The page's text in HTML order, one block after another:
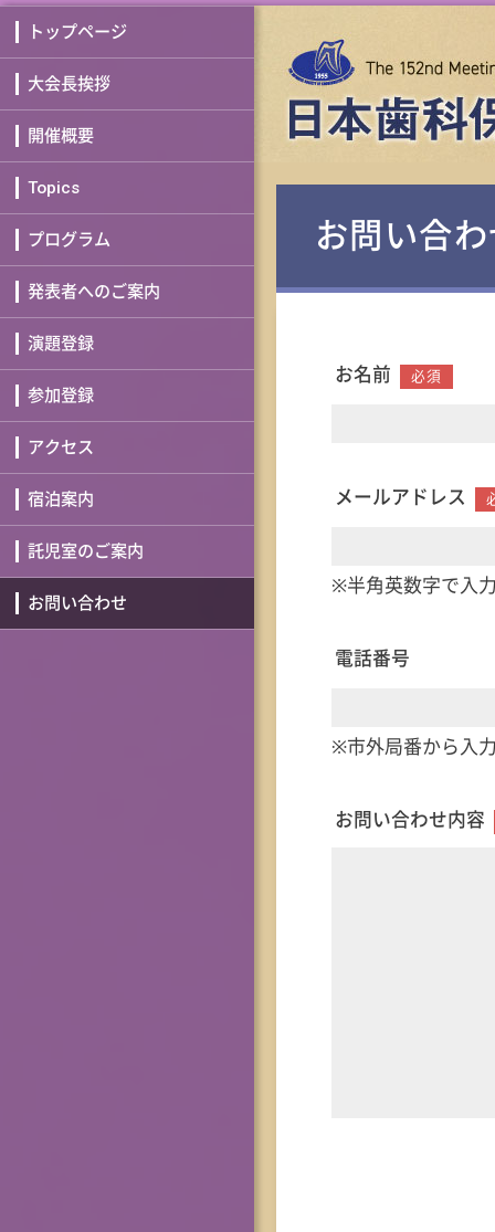
お問い合
お名前 必須
メールアドレス
※半角英数字で入
電話番号
※市外局番から入
お問い合わせ内容
トップページ
大会長挨拶
開催概要
Topics
プログラム
発表者へのご案内
演題登録
参加登録
アクセス
宿泊案内
託児室のご案内
お問い合わせ